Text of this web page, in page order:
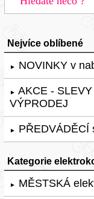
Nejvíce oblíbené
► NOVINKY v
► AKCE -
VÝPRODEJ
► PŘEDVÁDĚCÍ
Kategorie
► MĚSTSKÁ